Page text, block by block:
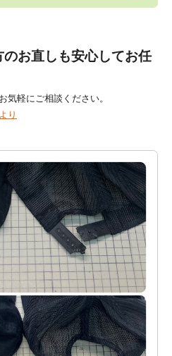
お直しも安心してお任
軽にご相談ください。
り